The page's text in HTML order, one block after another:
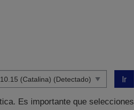
Ir
Es importante que selecciones